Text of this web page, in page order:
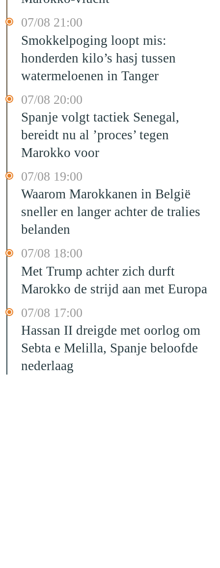
07/08 21:00
Smokkelpoging loopt mis:
honderden kilo’s hasj tussen
watermeloenen in Tanger
07/08 20:00
Spanje volgt tactiek Senegal,
bereidt nu al ’proces’ tegen
Marokko voor
07/08 19:00
Waarom Marokkanen in België
sneller en langer achter de tralies
belanden
07/08 18:00
Met Trump achter zich durft
Marokko de strijd aan met Europa
07/08 17:00
Hassan II dreigde met oorlog om
Sebta e Melilla, Spanje beloofde
nederlaag